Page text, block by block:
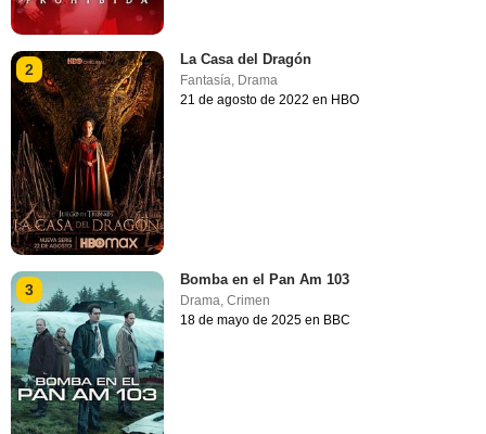
2
La Casa del Dragón
Fantasía Drama
21 de agosto de 2022 en HBO
3
Bomba en el Pan Am 103
Drama,Crimen
18 de mayo de 2025 en BBC